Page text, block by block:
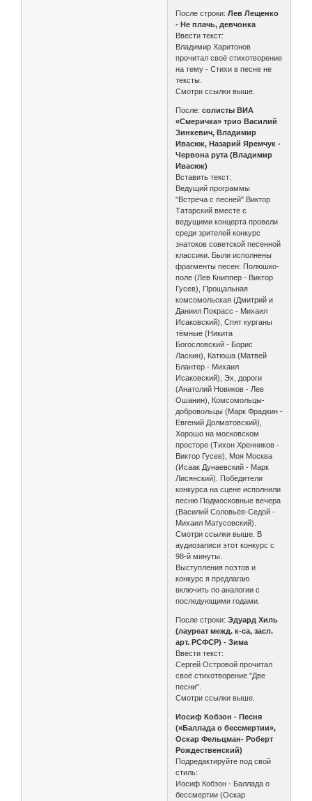
После строки:Лев Лещенко
- Не плачь, девчонка
Ввести текст:
Владимир Харитонов
прочитал своё стихотворение
на тему - Стихи в песне не
тексты.
Смотри ссылки выше.
После:солисты ВИА
«Смеричка» трио Василий
Зинкевич, Владимир
Ивасюк, Назарий Яремчук -
Червона рута (Владимир
Ивасюк)
Вставить текст:
Ведущий программы
"Встреча с песней" Виктор
Татарский вместе с
ведущими концерта провели
среди зрителей конкурс
знатоков советской песенной
классики. Были исполнены
фрагменты песен: Полюшко-
поле (Лев Книппер - Виктор
Гусев), Прощальная
комсомольская (Дмитрий и
Даниил Покрасс - Михаил
Исаковский), Спят курганы
тёмные (Никита
Богословский - Борис
Ласкин), Катюша (Матвей
Блантер - Михаил
Исаковский), Эх, дороги
(Анатолий Новиков - Лев
Ошанин), Комсомольцы-
добровольцы (Марк Фрадкин -
Евгений Долматовский),
Хорошо на московском
просторе (Тихон Хренников -
Виктор Гусев), Моя Москва
(Исаак Дунаевский - Марк
Лисянский). Победители
конкурса на сцене исполнили
песню Подмосковные вечера
(Василий Соловьёв-Седой -
Михаил Матусовский).
Смотри ссылки выше. В
аудиозаписи этот конкурс с
98-й минуты.
Выступления поэтов и
конкурс я предлагаю
включить по аналогии с
последующими годами.
После строки:Эдуард Хиль
(лауреат межд. к-са, засл.
арт. РСФСР) - Зима
Ввести текст:
Сергей Островой прочитал
своё стихотворение "Две
песни".
Смотри ссылки выше.
Иосиф Кобзон - Песня
(«Баллада о бессмертии»,
Оскар Фельцман- Роберт
Рождественский)
Подредактируйте под свой
стиль:
Иосиф Кобзон - Баллада о
бессмертии (Оскар